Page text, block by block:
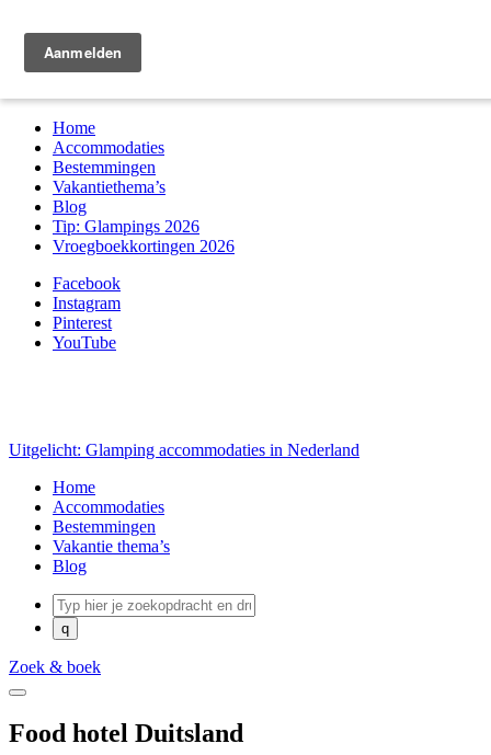
Home
Accommodaties
Bestemmingen
Vakantiethema’s
Blog
Tip: Glampings 2026
Vroegboekkortingen 2026
Facebook
Instagram
Pinterest
YouTube
Uitgelicht: Glamping accommodaties in Nederland
Home
Accommodaties
Bestemmingen
Vakantie thema’s
Blog
Zoek & boek
Food hotel Duitsland